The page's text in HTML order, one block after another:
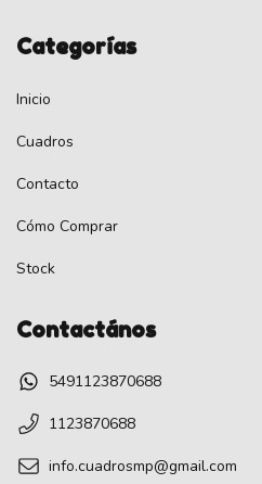
Categorías
Inicio
Cuadros
Contacto
Cómo Comprar
Stock
Contactános
5491123870688
1123870688
info.cuadrosmp@gmail.com